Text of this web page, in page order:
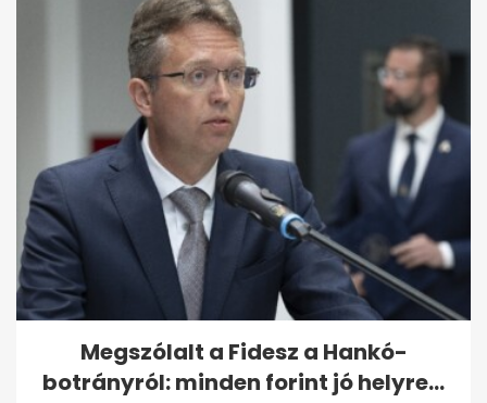
Megszólalt a Fidesz a Hankó-
botrányról: minden forint jó helyre...